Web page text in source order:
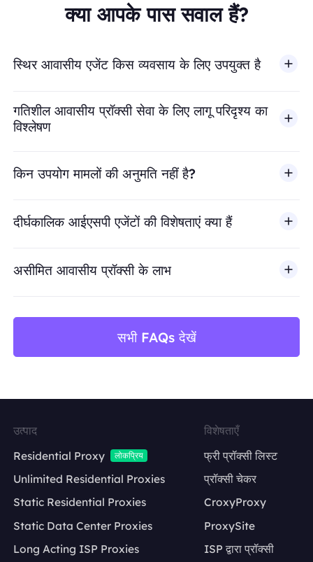
क्या आपके पास सवाल हैं?
स्थिर आवासीय एजेंट किस व्यवसाय के लिए उपयुक्त है
गतिशील आवासीय प्रॉक्सी सेवा के लिए लागू परिदृश्य का
विश्लेषण
किन उपयोग मामलों की अनुमति नहीं है?
BestProxy धोखाधड़ी, स्पैम, नकली एंगेजमेंट, क्रेडेंशियल दुरुपयोग,
दीर्घकालिक आईएसपी एजेंटों की विशेषताएं क्या हैं
असीमित आवासीय प्रॉक्सी के लाभ
सभी FAQs देखें
उत्पाद
Residential Proxy
लोकप्रिय
Unlimited Residential Proxies
Static Residential Proxies
Static Data Center Proxies
Long Acting ISP Proxies
विशेषताएँ
फ्री प्रॉक्सी लिस्ट
प्रॉक्सी चेकर
CroxyProxy
ProxySite
ISP द्वारा प्रॉक्सी